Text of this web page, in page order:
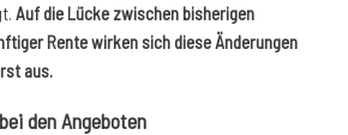
Auf die Lücke zwischen bisherigen
Rente wirken sich diese Änderungen
aus.
den Angeboten